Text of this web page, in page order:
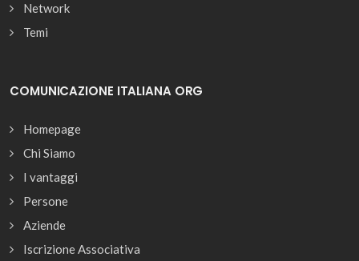
Network
Temi
COMUNICAZIONE ITALIANA ORG
Homepage
Chi Siamo
I vantaggi
Persone
Aziende
Iscrizione Associativa